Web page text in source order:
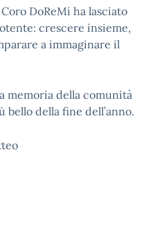
DoReMi ha lasciato
crescere insieme,
a immaginare il
memoria della comunità
bello della fine dell’anno.